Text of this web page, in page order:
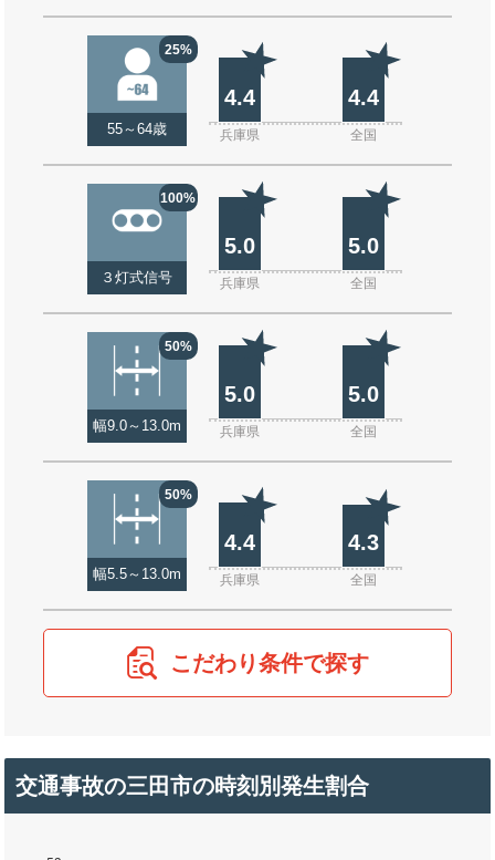
25%
55～64歳
4.4 4.4
兵庫県 全国
100%
３灯式信号
5.0 5.0
兵庫県 全国
50%
幅9.0～13.0m
5.0 5.0
兵庫県 全国
50%
幅5.5～13.0m
4.4 4.3
兵庫県 全国
こだわり条件で探す
交通事故の三田市の時刻別発生割合